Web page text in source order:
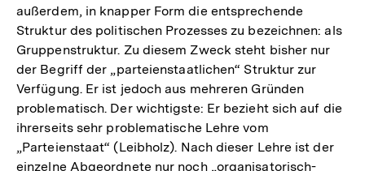
außerdem, in knapper Form die entsprechende
Struktur des politischen Prozesses zu bezeichnen: als
Gruppenstruktur. Zu diesem Zweck steht bisher nur
der Begriff der „parteienstaatlichen“ Struktur zur
Verfügung. Er ist jedoch aus mehreren Gründen
problematisch. Der wichtigste: Er bezieht sich auf die
ihrerseits sehr problematische Lehre vom
„Parteienstaat“ (Leibholz). Nach dieser Lehre ist der
einzelne Abgeordnete nur noch „organisatorisch-